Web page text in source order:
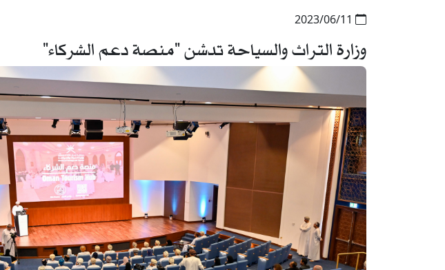
وزارة التراث والسياحة تدشن "منصة دعم الشركاء"